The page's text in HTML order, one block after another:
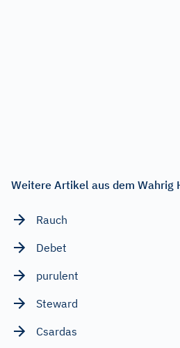
Weitere Artikel aus dem Wahrig
Rauch
Debet
purulent
Steward
Csardas